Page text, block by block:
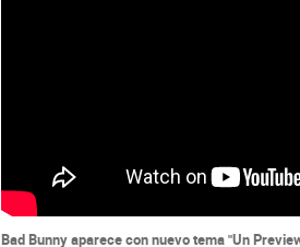
Bad Bunny aparece con nuevo tema "Un